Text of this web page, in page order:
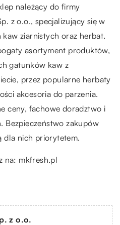
należący do firmy
z o.o., specjalizujący się w
ziarnistych oraz herbat.
asortyment produktów,
gatunków kaw z
przez popularne herbaty
akcesoria do parzenia.
ceny, fachowe doradztwo i
Bezpieczeństwo zakupów
dla nich priorytetem.
na: mkfresh.pl
z o.o.